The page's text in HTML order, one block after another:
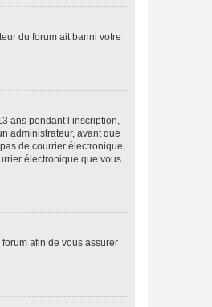
du forum ait banni votre
ans pendant l’inscription,
administrateur, avant que
de courrier électronique,
électronique que vous
afin de vous assurer